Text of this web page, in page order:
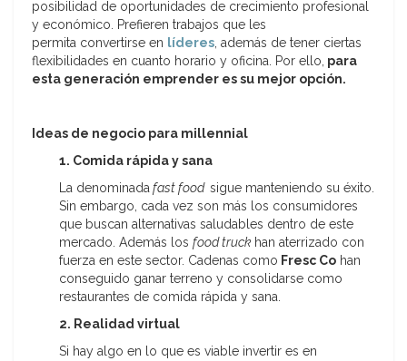
posibilidad de oportunidades de crecimiento profesional
y económico. Prefieren trabajos que les
permita convertirse en líderes , además de tener ciertas
flexibilidades en cuanto horario y oficina. Por ello, para
esta generación emprender es su mejor opción.
Ideas de negocio para millennial
1. Comida rápida y sana
La denominada fast food sigue manteniendo su éxito.
Sin embargo, cada vez son más los consumidores
que buscan alternativas saludables dentro de este
mercado. Además los food truck han aterrizado con
fuerza en este sector. Cadenas como Fresc Co han
conseguido ganar terreno y consolidarse como
restaurantes de comida rápida y sana.
2. Realidad virtual
Si hay algo en lo que es viable invertir es en